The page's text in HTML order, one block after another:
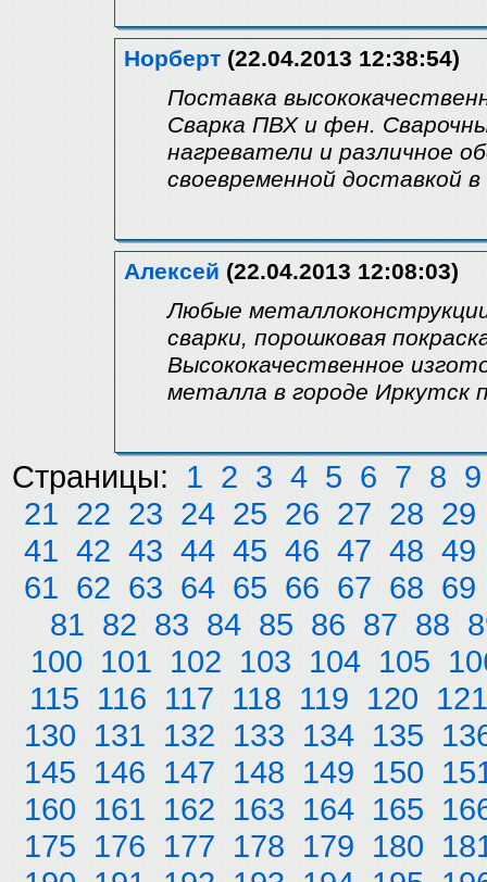
Норберт (22.04.2013 12:38:54)
Поставка
Сварка ПВХ и фен.
нагреватели и различное
своевременной доставкой
Алексей (22.04.2013 12:08:03)
Любые
сварки, порошковая
Высококачественное
металла в городе Иркутск
Страницы: 1 2 3 4 5 6 7 8 9
21 22 23 24 25 26 27 28 29
41 42 43 44 45 46 47 48 49
61 62 63 64 65 66 67 68 69
81 82 83 84 85 86 87 88
100 101 102 103 104 105
115 116 117 118 119 120 121
130 131 132 133 134 135
145 146 147 148 149 150
160 161 162 163 164 165
175 176 177 178 179 180